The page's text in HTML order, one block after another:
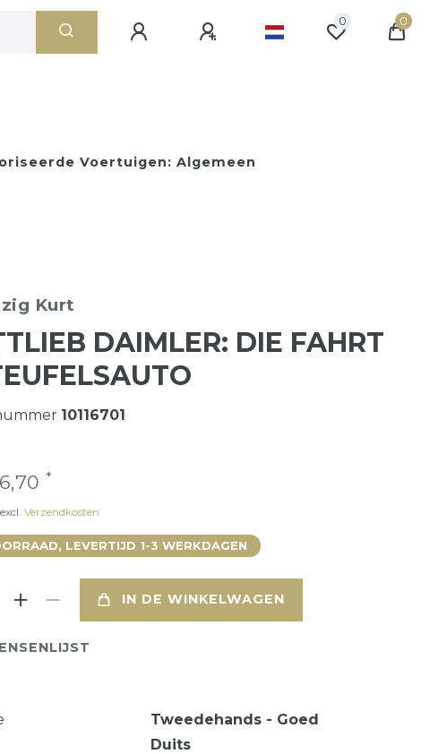
0 0
Voertuigen: Algemeen
Kurt
DAIMLER: DIE FAHRT
10116701
*
Verzendkosten
LEVERTIJD 1-3 WERKDAGEN
IN DE WINKELWAGEN
Tweedehands - Goed
Duits